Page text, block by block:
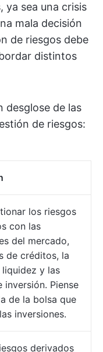
ya sea una crisis
mala decisión
de riesgos debe
distintos
desglose de las
de riesgos:
los riesgos
con las
del mercado,
de créditos, la
y las
inversión. Piense
de la bolsa que
inversiones.
derivados